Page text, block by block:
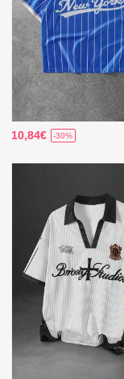
10,84€ -30%